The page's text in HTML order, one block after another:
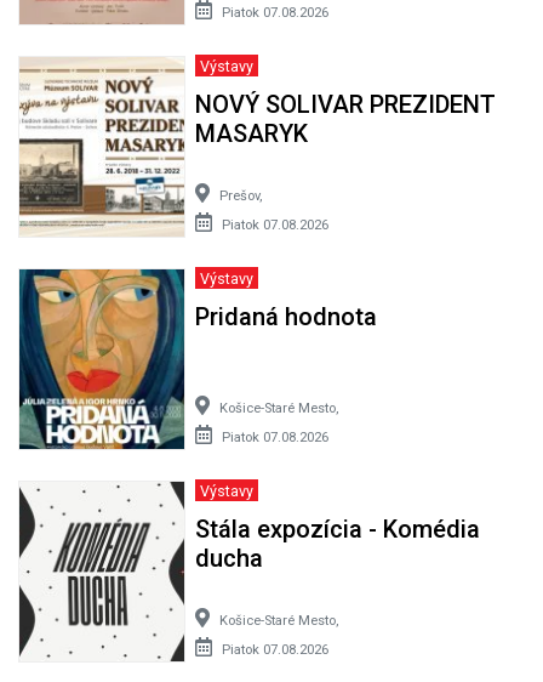
Piatok 07.08.2026
Výstavy
NOVÝ SOLIVAR PREZIDENT
MASARYK
Prešov,
Piatok 07.08.2026
Výstavy
Pridaná hodnota
Košice-Staré Mesto,
Piatok 07.08.2026
Výstavy
Stála expozícia - Komédia
ducha
Košice-Staré Mesto,
Piatok 07.08.2026